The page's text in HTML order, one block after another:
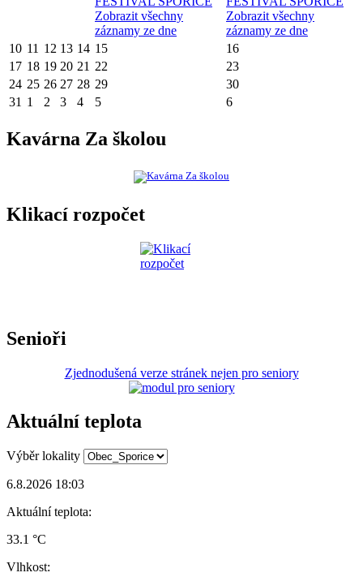
Zobrazit všechny
záznamy ze dne
Zobrazit všechny
záznamy ze dne
10 11 12 13 14 15
16
17 18 19 20 21 22
23
24 25 26 27 28 29
30
31 1 2 3 4 5 6
Kavárna Za školou
Klikací rozpočet
Senioři
Zjednodušená verze stránek nejen pro seniory
Aktuální teplota
Výběr lokality
6.8.2026 18:03
Aktuální teplota:
33.1 °C
Vlhkost: